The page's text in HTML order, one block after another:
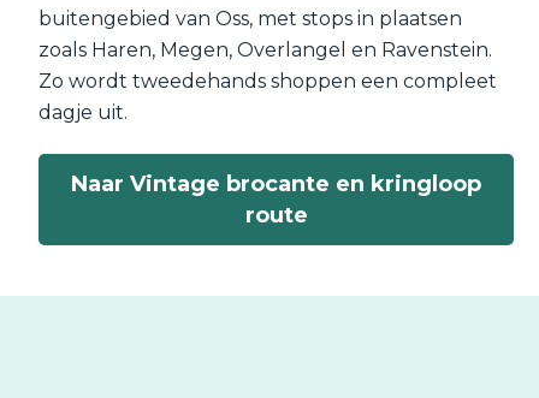
buitengebied van Oss, met stops in plaatsen
zoals Haren, Megen, Overlangel en Ravenstein.
Zo wordt tweedehands shoppen een compleet
dagje uit.
Naar Vintage brocante en kringloop
route